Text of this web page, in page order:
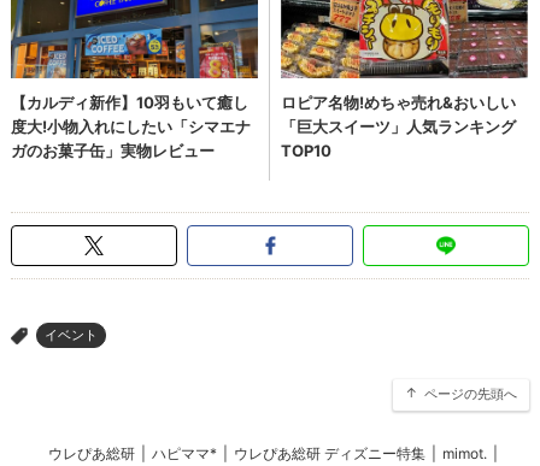
> イベント
ページの先頭へ
ウレぴあ総研 ハピママ* ウレぴあ総研 ディズニー特集 mimot.